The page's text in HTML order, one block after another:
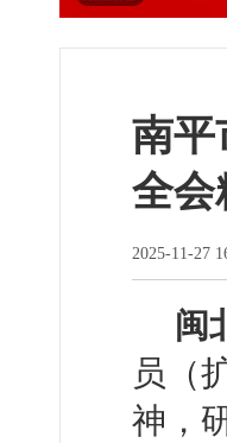
南平
全会
2025-11-27
闽
员（
神，